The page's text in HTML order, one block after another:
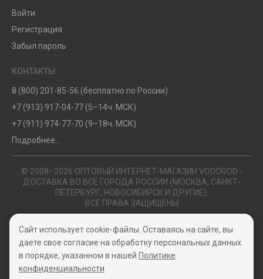
Войти
Регистрация
Забыл пароль
КОНТАКТЫ
8 (800) 201-85-56 (бесплатно по России)
+7 (913) 917-04-77 (5–14ч. МСК)
+7 (911) 974-77-70 (9–18ч. МСК)
Подробнее...
© 2008–2026 ОПТОВЫЙ ИНТЕРНЕТ-МАГАЗИН VODOROD -
ДОСТАВКА ВО ВСЕ ГОРОДА РОССИИ (МОСКВА, САНКТ-
ПЕТЕРБУРГ, НОВОСИБИРСК И ДРУГИЕ).
ВСЕ ПРАВА ЗАЩИЩЕНЫ
Политика конфиденциальности
Пользовательское соглашение
Сайт использует cookie-файлы. Оставаясь на сайте, вы
даете свое согласие на обработку персональных данных
в порядке, указанном в нашей Политике
конфиденциальности